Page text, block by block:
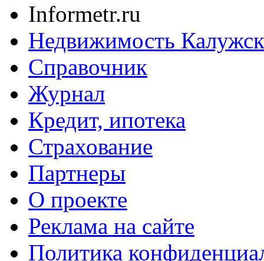
Informetr.ru
Недвижимость
Справочник
Журнал
Кредит, ипотека
Страхование
Партнеры
O проекте
Реклама на сайте
Политика